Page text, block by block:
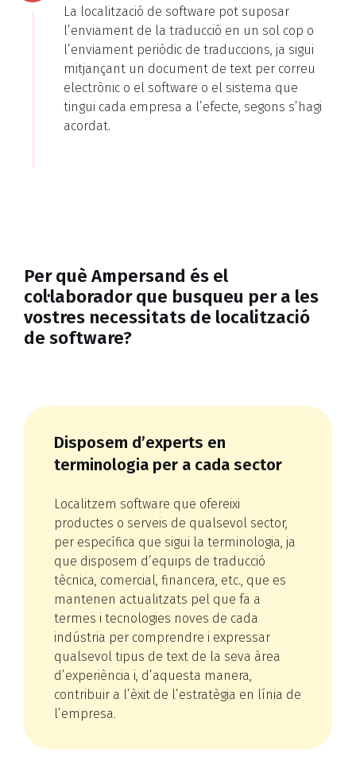
La localització de software pot suposar
l’enviament de la traducció en un sol cop o
l’enviament periòdic de traduccions, ja sigui
mitjançant un document de text per correu
electrònic o el software o el sistema que
tingui cada empresa a l’efecte, segons s’hagi
acordat.
Per què Ampersand és el
col·laborador que busqueu per a les
vostres necessitats de localització
de software?
Disposem d’experts en
terminologia per a cada sector
Localitzem software que ofereixi
productes o serveis de qualsevol sector,
per específica que sigui la terminologia, ja
que disposem d’equips de traducció
tècnica, comercial, financera, etc., que es
mantenen actualitzats pel que fa a
termes i tecnologies noves de cada
indústria per comprendre i expressar
qualsevol tipus de text de la seva àrea
d’experiència i, d’aquesta manera,
contribuir a l’èxit de l’estratègia en línia de
l’empresa.